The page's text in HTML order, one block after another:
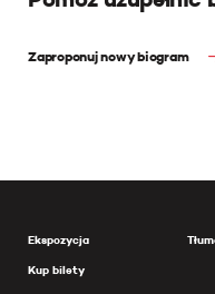
Zaproponuj nowy biogram
Ekspozycja
Kup bilety